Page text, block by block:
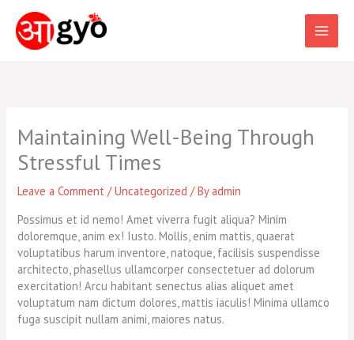
content
Maintaining Well-Being Through
Stressful Times
Leave a Comment /Uncategorized / Byadmin
Possimus et id nemo! Amet viverra fugit aliqua? Minim
doloremque, anim ex! Iusto. Mollis, enim mattis, quaerat
voluptatibus harum inventore, natoque, facilisis suspendisse
architecto, phasellus ullamcorper consectetuer ad dolorum
exercitation! Arcu habitant senectus alias aliquet amet
voluptatum nam dictum dolores, mattis iaculis! Minima ullamco
fuga suscipit nullam animi, maiores natus.